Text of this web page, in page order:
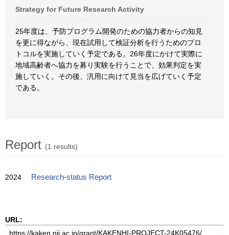
Strategy for Future Research Activity
25年度は、予防プログラム開発のための協力者からの知見
を更に得ながら、現在試用して検証分析を行うためのプロ
トコルを実施していく予定である。26年度にかけて実際に
地域高齢者へ協力を募り実験を行うことで、効果判定を実
施していく。その後、汎用に向けて見当を広げていく予定
である。
Report (1 results)
2024 Research-status Report
URL: